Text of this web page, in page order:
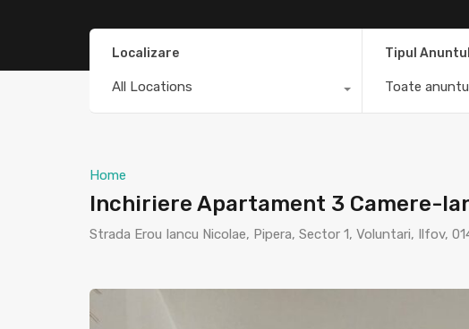
Localizare
All Locations
Tipul
Toate
Home
Inchiriere Apartament 3 Camere-
Strada Erou Iancu Nicolae, Pipera, Sector 1, Voluntari, Ilfov,